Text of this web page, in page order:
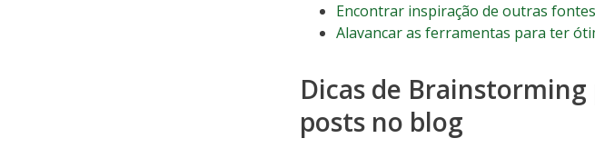
Encontrar inspiração de outras fontes
Alavancar as ferramentas para ter
Dicas de
posts no blog